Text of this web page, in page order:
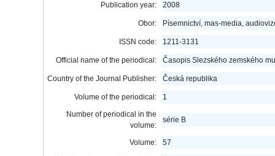
Publication year: 2008
Obor: Písemnictví, mas-media,
ISSN code: 1211-3131
Official name of the periodical: Časopis Slezského zemského
Country of the Journal Publisher: Česká republika
Volume of the periodical:
1
Number of periodical in the
volume:
série B
Volume: 57